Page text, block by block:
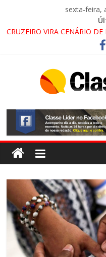
sexta-feira,
CRUZEIRO VIRA CENÁRIO
PROMOTOR DO GAECO
ACESSO À APARECIDA NA
ALTERNATIVAS
LORENA,
PELA FÁBRICA DA COCA-